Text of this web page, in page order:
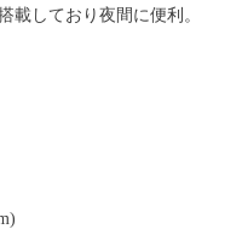
載しており夜間に便利。